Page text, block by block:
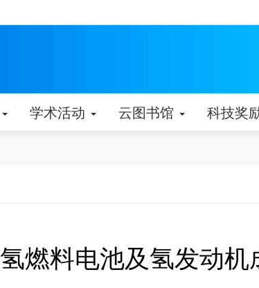
学术活动 云图书馆 科技奖
氢燃料电池及氢发动